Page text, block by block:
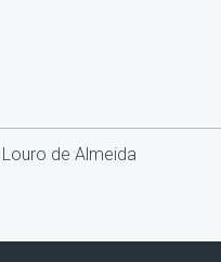
de Almeida